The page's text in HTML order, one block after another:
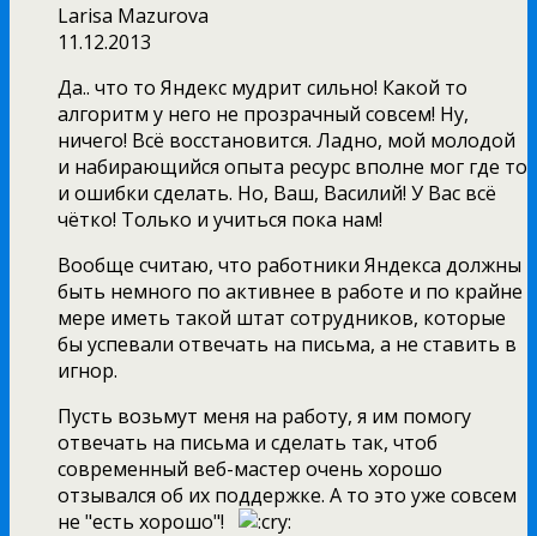
Larisa Mazurova
11.12.2013
Да.. что то Яндекс мудрит сильно! Какой то
алгоритм у него не прозрачный совсем! Ну,
ничего! Всё восстановится. Ладно, мой молодой
и набирающийся опыта ресурс вполне мог где то
и ошибки сделать. Но, Ваш, Василий! У Вас всё
чётко! Только и учиться пока нам!
Вообще считаю, что работники Яндекса должны
быть немного по активнее в работе и по крайне
мере иметь такой штат сотрудников, которые
бы успевали отвечать на письма, а не ставить в
игнор.
Пусть возьмут меня на работу, я им помогу
отвечать на письма и сделать так, чтоб
современный веб-мастер очень хорошо
отзывался об их поддержке. А то это уже совсем
не "есть хорошо"!